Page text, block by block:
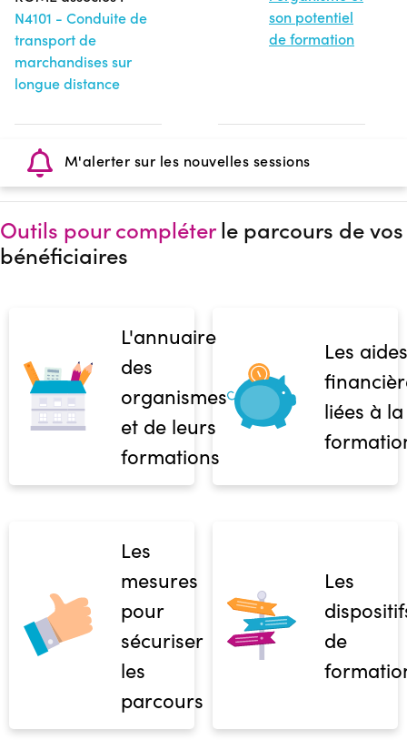
N4101 - Conduite de
transport de
marchandises sur
longue distance
son potentiel
de formation
M'alerter sur les nouvelles sessions
Outils pour compléterle parcours de vos
bénéficiaires
L'annuaire
des
organismes
et de leurs
formations
Les aides
liées à la
Les
mesures
pour
sécuriser
les
parcours
Les
de